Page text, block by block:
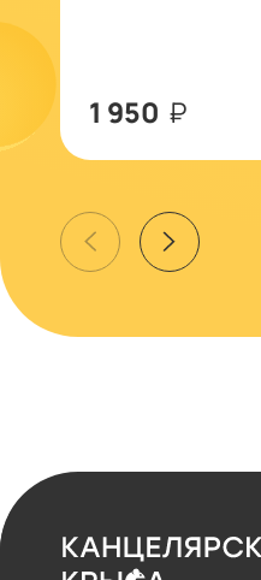
1 950 ₽